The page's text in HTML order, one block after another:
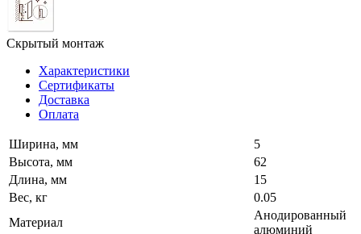
Скрытый монтаж
Характеристики
Сертификаты
Доставка
Оплата
Ширина, мм
5
Высота, мм
62
Длина, мм
15
Вес, кг
0.05
Материал
Анодированный
алюминий